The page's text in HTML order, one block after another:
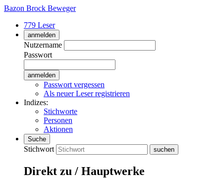
Bazon Brock Beweger
779 Leser
anmelden
Nutzername
Passwort
Passwort vergessen
Als neuer Leser registrieren
Indizes:
Stichworte
Personen
Aktionen
Suche
Stichwort
Direkt zu / Hauptwerke